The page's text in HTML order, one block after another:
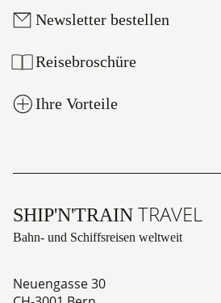
Newsletter bestellen
Reisebroschüre
Ihre Vorteile
SHIP'N'TRAIN TRAVEL
Bahn- und Schiffsreisen weltweit
Neuengasse 30